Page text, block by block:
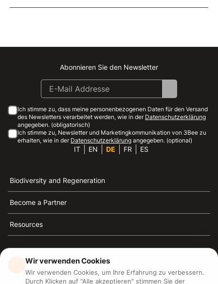
Instagram
Facebook
Linkedin
Youtube
Abonnieren Sie den Newsletter
Ich stimme zu, dass meine personenbezogenen Daten für den Versand
des Newsletters verarbeitet werden, wie in der Datenschutzerklärung
angegeben. (obligatorisch)
Ich stimme zu, Newsletter und Marketingkommunikation von 3Bee zu
erhalten, wie in der Datenschutzerklärung angegeben. (optional)
IT EN DE FR ES
Biodiversity and Regeneration
Become a Partner
Resources
3Bee ist die Referenz für Nachhaltigkeit, Bienenschutz
Wir verwenden Cookies
Wir verwenden Cookies, um Ihre Erfahrung zu verbessern.
Durch Klicken auf "Alle akzeptieren" stimmen Sie der